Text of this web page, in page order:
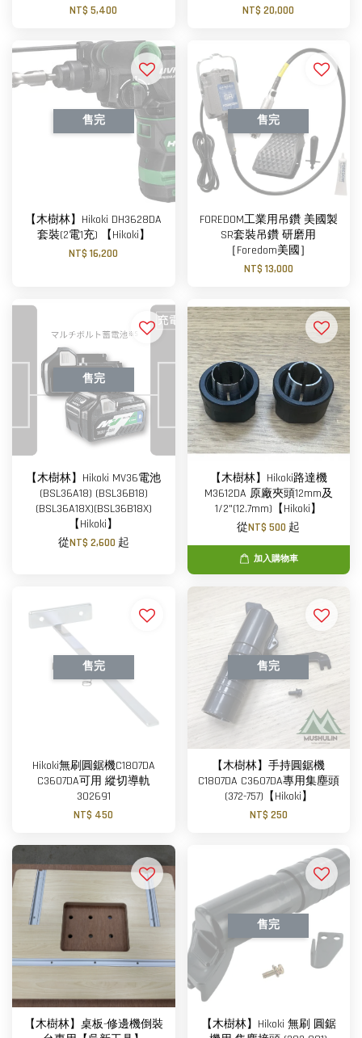
NT$ 5,400
NT$ 20,000
售完
【木樹林】Hikoki DH3628DA
套裝(2電1充) 【Hikoki】
NT$ 16,200
售完
FOREDOM工業用吊鑽 美國製
SR套裝吊鑽 研磨用
［Foredom美國］
NT$ 13,000
售完
【木樹林】Hikoki MV36電池
(BSL36A18) (BSL36B18)
(BSL36A18X)(BSL36B18X)
【Hikoki】
從NT$ 2,600 起
【木樹林】Hikoki路達機
M3612DA 原廠夾頭12mm及
1/2"(12.7mm)【Hikoki】
從NT$ 500 起
加入購物車
售完
Hikoki無刷圓鋸機C1807DA
C3607DA可用 縱切導軌
302691
NT$ 450
售完
【木樹林】手持圓鋸機
C1807DA C3607DA專用集塵頭
(372-757)【Hikoki】
NT$ 250
【木樹林】桌板-修邊機倒裝
售完
【木樹林】Hikoki 無刷 圓鋸